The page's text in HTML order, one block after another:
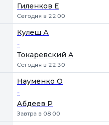
Гиленков Е
Сегодня в 22:00
Кулеш А
-
Токаревский А
Сегодня в 22:30
Науменко О
-
Абдеев Р
Завтра в 08:00